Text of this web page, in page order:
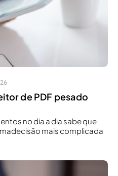
de PDF pesado
no dia a dia sabe que
mais complicada